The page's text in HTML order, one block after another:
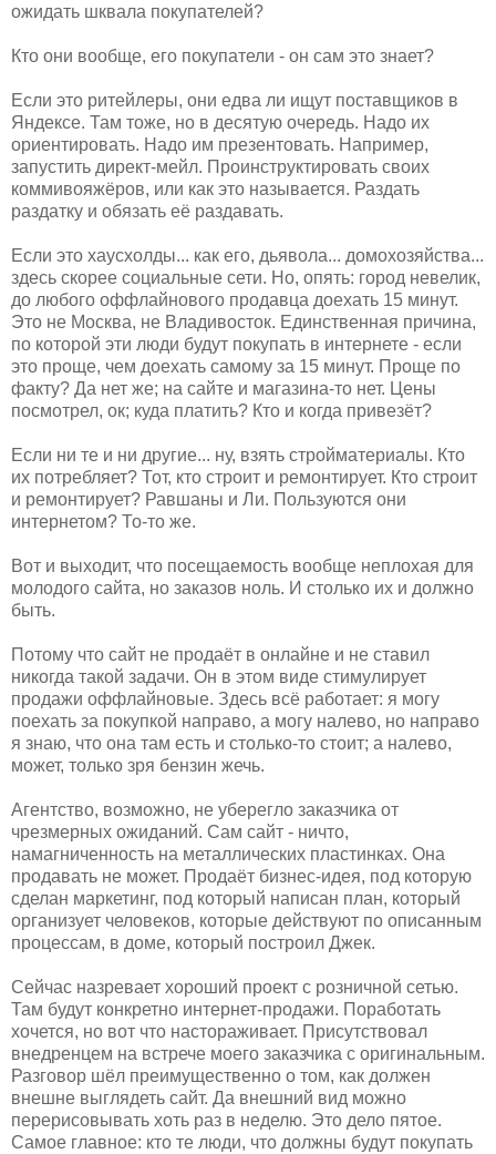
ожидать шквала покупателей?
Кто они вообще, его покупатели - он сам это знает?
Если это ритейлеры, они едва ли ищут поставщиков в
Яндексе. Там тоже, но в десятую очередь. Надо их
ориентировать. Надо им презентовать. Например,
запустить директ-мейл. Проинструктировать своих
коммивояжёров, или как это называется. Раздать
раздатку и обязать её раздавать.
Если это хаусхолды... как его, дьявола... домохозяйства...
здесь скорее социальные сети. Но, опять: город невелик,
до любого оффлайнового продавца доехать 15 минут.
Это не Москва, не Владивосток. Единственная причина,
по которой эти люди будут покупать в интернете - если
это проще, чем доехать самому за 15 минут. Проще по
факту? Да нет же; на сайте и магазина-то нет. Цены
посмотрел, ок; куда платить? Кто и когда привезёт?
Если ни те и ни другие... ну, взять стройматериалы. Кто
их потребляет? Тот, кто строит и ремонтирует. Кто строит
и ремонтирует? Равшаны и Ли. Пользуются они
интернетом? То-то же.
Вот и выходит, что посещаемость вообще неплохая для
молодого сайта, но заказов ноль. И столько их и должно
быть.
Потому что сайт не продаёт в онлайне и не ставил
никогда такой задачи. Он в этом виде стимулирует
продажи оффлайновые. Здесь всё работает: я могу
поехать за покупкой направо, а могу налево, но направо
я знаю, что она там есть и столько-то стоит; а налево,
может, только зря бензин жечь.
Агентство, возможно, не уберегло заказчика от
чрезмерных ожиданий. Сам сайт - ничто,
намагниченность на металлических пластинках. Она
продавать не может. Продаёт бизнес-идея, под которую
сделан маркетинг, под который написан план, который
организует человеков, которые действуют по описанным
процессам, в доме, который построил Джек.
Сейчас назревает хороший проект с розничной сетью.
Там будут конкретно интернет-продажи. Поработать
хочется, но вот что настораживает. Присутствовал
внедренцем на встрече моего заказчика с оригинальным.
Разговор шёл преимущественно о том, как должен
внешне выглядеть сайт. Да внешний вид можно
перерисовывать хоть раз в неделю. Это дело пятое.
Самое главное: кто те люди, что должны будут покупать